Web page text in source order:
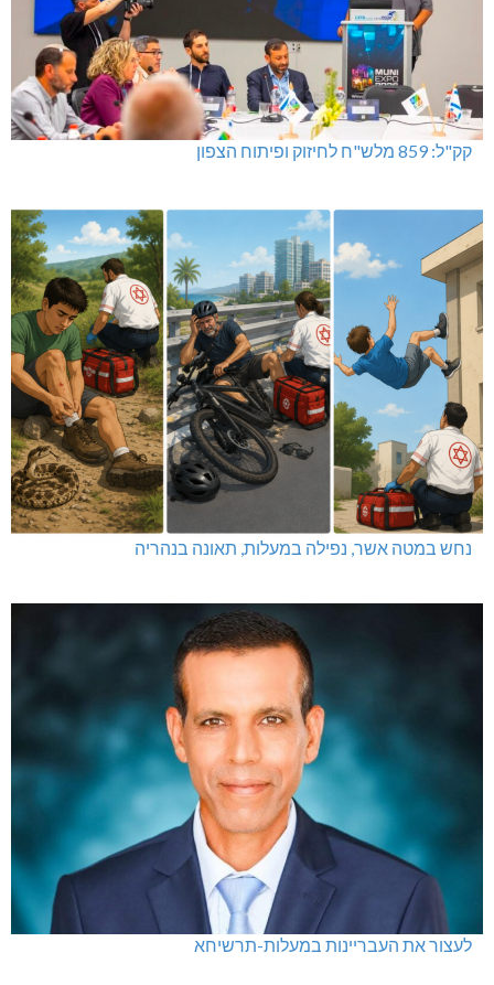
קק"ל: 859 מלש"ח לחיזוק ופיתוח הצפון
נחש במטה אשר, נפילה במעלות, תאונה בנהריה
לעצור את העבריינות במעלות-תרשיחא